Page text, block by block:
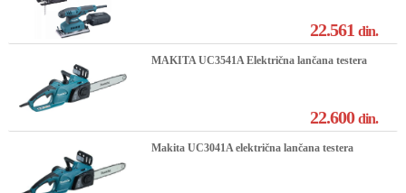
22.561din.
MAKITA UC3541A Električna lančana testera
22.600din.
Makita UC3041A električna lančana testera